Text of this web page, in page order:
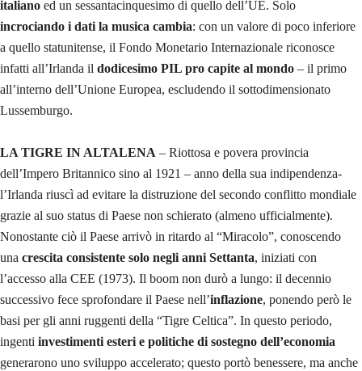
italiano ed un sessantacinquesimo di quello dell’UE. Solo
incrociando i dati la musica cambia: con un valore di poco inferiore
a quello statunitense, il Fondo Monetario Internazionale riconosce
infatti all’Irlanda il dodicesimo PIL pro capite al mondo – il primo
all’interno dell’Unione Europea, escludendo il sottodimensionato
Lussemburgo.
LA TIGRE IN ALTALENA – Riottosa e povera provincia
dell’Impero Britannico sino al 1921 – anno della sua indipendenza-
l’Irlanda riuscì ad evitare la distruzione del secondo conflitto mondiale
grazie al suo status di Paese non schierato (almeno ufficialmente).
Nonostante ciò il Paese arrivò in ritardo al “Miracolo”, conoscendo
una crescita consistente solo negli anni Settanta, iniziati con
l’accesso alla CEE (1973). Il boom non durò a lungo: il decennio
successivo fece sprofondare il Paese nell’inflazione, ponendo però le
basi per gli anni ruggenti della “Tigre Celtica”. In questo periodo,
ingenti investimenti esteri e politiche di sostegno dell’economia
generarono uno sviluppo accelerato; questo portò benessere, ma anche